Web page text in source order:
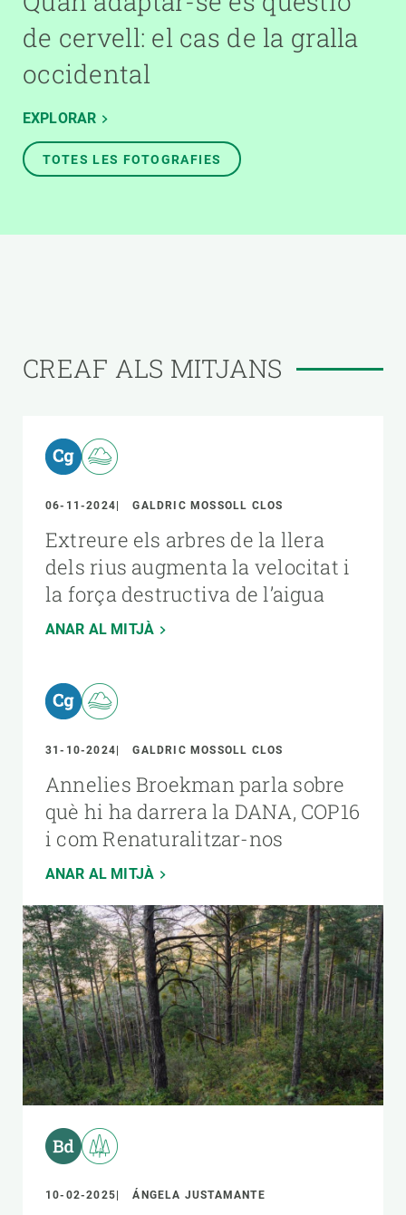
de cervell: el cas de la gralla
occidental
EXPLORAR
TOTES LES FOTOGRAFIES
CREAF ALS MITJANS
06-11-2024 GALDRIC MOSSOLL CLOS
Extreure els arbres de la llera
dels rius augmenta la velocitat i
la força destructiva de l’aigua
ANAR AL MITJÀ
31-10-2024 GALDRIC MOSSOLL CLOS
Annelies Broekman parla sobre
què hi ha darrera la DANA, COP16
i com Renaturalitzar-nos
ANAR AL MITJÀ
10-02-2025 ÁNGELA JUSTAMANTE